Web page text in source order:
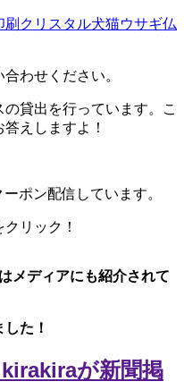
クリスタル犬猫ウサギ仏
わせください。
貸出を行っています。こ
えしますよ！
ポン配信しています。
リック！
メディアにも紹介されて
た！